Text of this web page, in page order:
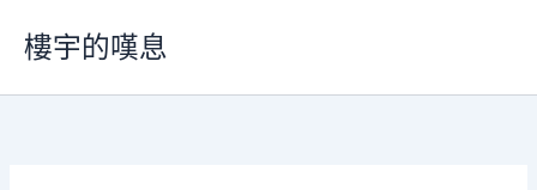
要
樓宇的嘆息